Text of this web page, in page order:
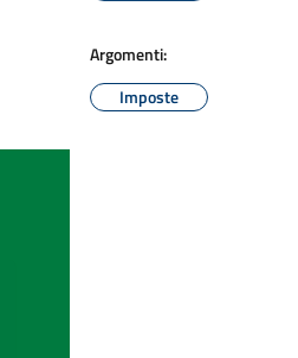
Argomenti:
Imposte